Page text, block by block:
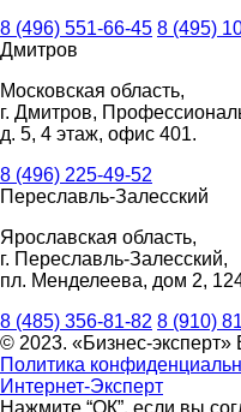
8 (496) 551-66-45 8 (495)
Дмитров
Московская область,
г. Дмитров,
д. 5, 4 этаж, офис 401.
8 (496) 225-49-52
Переславль-Залесский
Ярославская область,
г. Переславль-Залесский,
пл. Менделеева, дом 2,
8 (485) 356-81-82 8 (910)
© 2023. «Бизнес-
Политика
Интернет-Эксперт